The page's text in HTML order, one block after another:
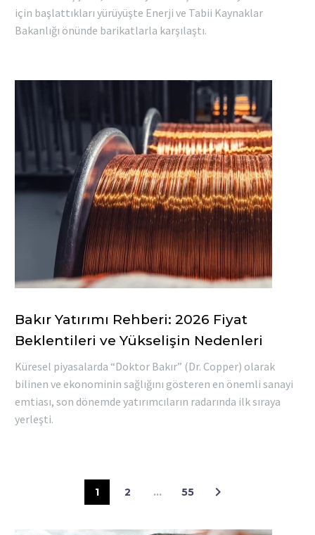
için başlattıkları yürüyüşte Enerji ve Tabii Kaynaklar
Bakanlığı önünde barikatlarla karşılaştı.
Bakır Yatırımı Rehberi: 2026 Fiyat
Beklentileri ve Yükselişin Nedenleri
Küresel piyasalarda “Doktor Bakır” (Dr. Copper) olarak
bilinen ve ekonominin sağlığını gösteren en önemli sanayi
emtiası, son dönemde yatırımcıların radarında ilk sıraya
yerleşti.
1 2 … 55